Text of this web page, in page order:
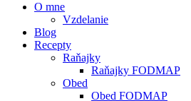
O mne
Vzdelanie
Blog
Recepty
Raňajky
Raňajky FODMAP
Obed
Obed FODMAP